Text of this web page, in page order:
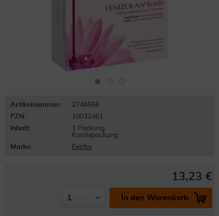
Artikelnummer:
2748556
PZN:
10032461
Inhalt:
1 Packung
Kombipackung
Marke:
Exeltis
13,23 €
In den Warenkorb